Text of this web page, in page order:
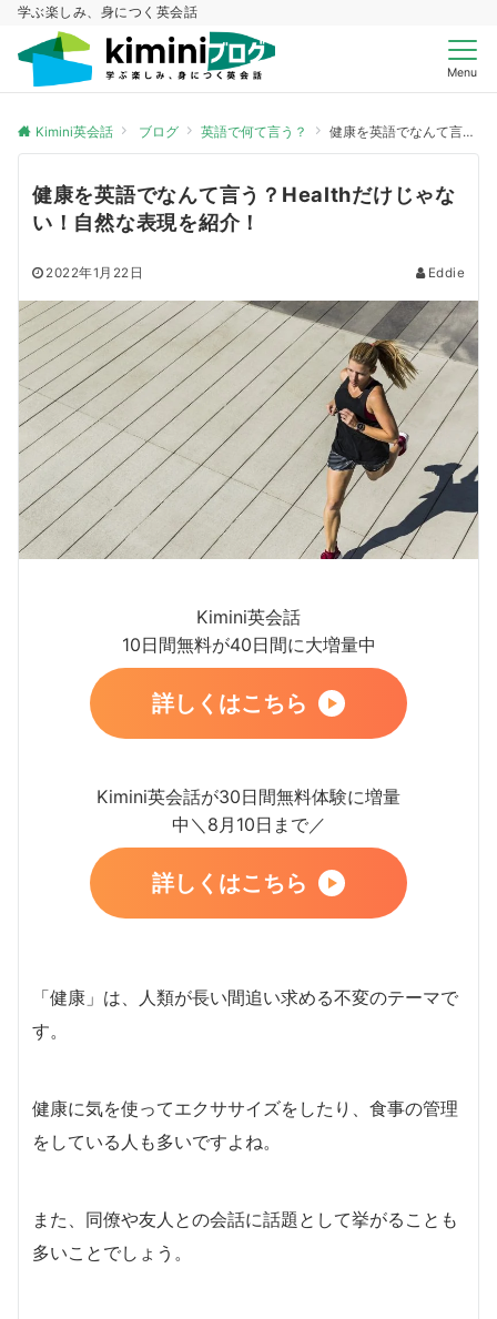
学ぶ楽しみ、身につく英会話
Menu
Kimini英会話 ブログ 英語で何て言う？ 健康を英語でなんて言う？Healthだけじゃない！自然な表現を紹介！
健康を英語でなんて言う？Healthだけじゃな
い！自然な表現を紹介！
2022年1月22日 Eddie
Kimini英会話
10日間無料が40日間に大増量中
詳しくはこちら
Kimini英会話が30日間無料体験に増量
中＼8月10日まで／
詳しくはこちら
「健康」は、人類が長い間追い求める不変のテーマで
す。
健康に気を使ってエクササイズをしたり、食事の管理
をしている人も多いですよね。
また、同僚や友人との会話に話題として挙がることも
多いことでしょう。